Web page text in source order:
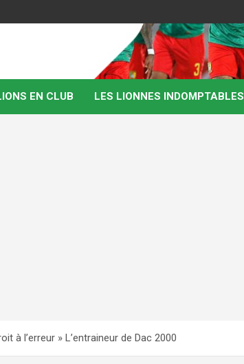
EN CLUB LES LIONNES INDOMPTABLES
à l’erreur » L’entraineur de Dac 2000